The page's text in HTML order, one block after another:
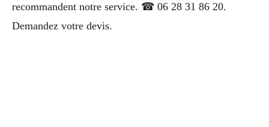
recommandent notre service. ☎ 06 28 31 86 20.
Demandez votre devis.